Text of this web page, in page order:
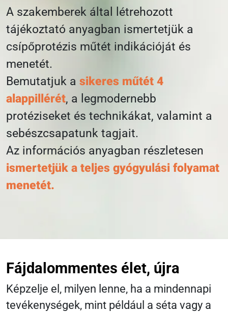
A szakemberek által létrehozott
tájékoztató anyagban ismertetjük a
csípőprotézis műtét indikációját és
menetét.
Bemutatjuk a sikeres műtét 4
alappillérét, a legmodernebb
protéziseket és technikákat, valamint a
sebészcsapatunk tagjait.
Az információs anyagban részletesen
ismertetjük a teljes gyógyulási folyamat
menetét.
Fájdalommentes élet, újra
Képzelje el, milyen lenne, ha a mindennapi
tevékenységek, mint például a séta vagy a